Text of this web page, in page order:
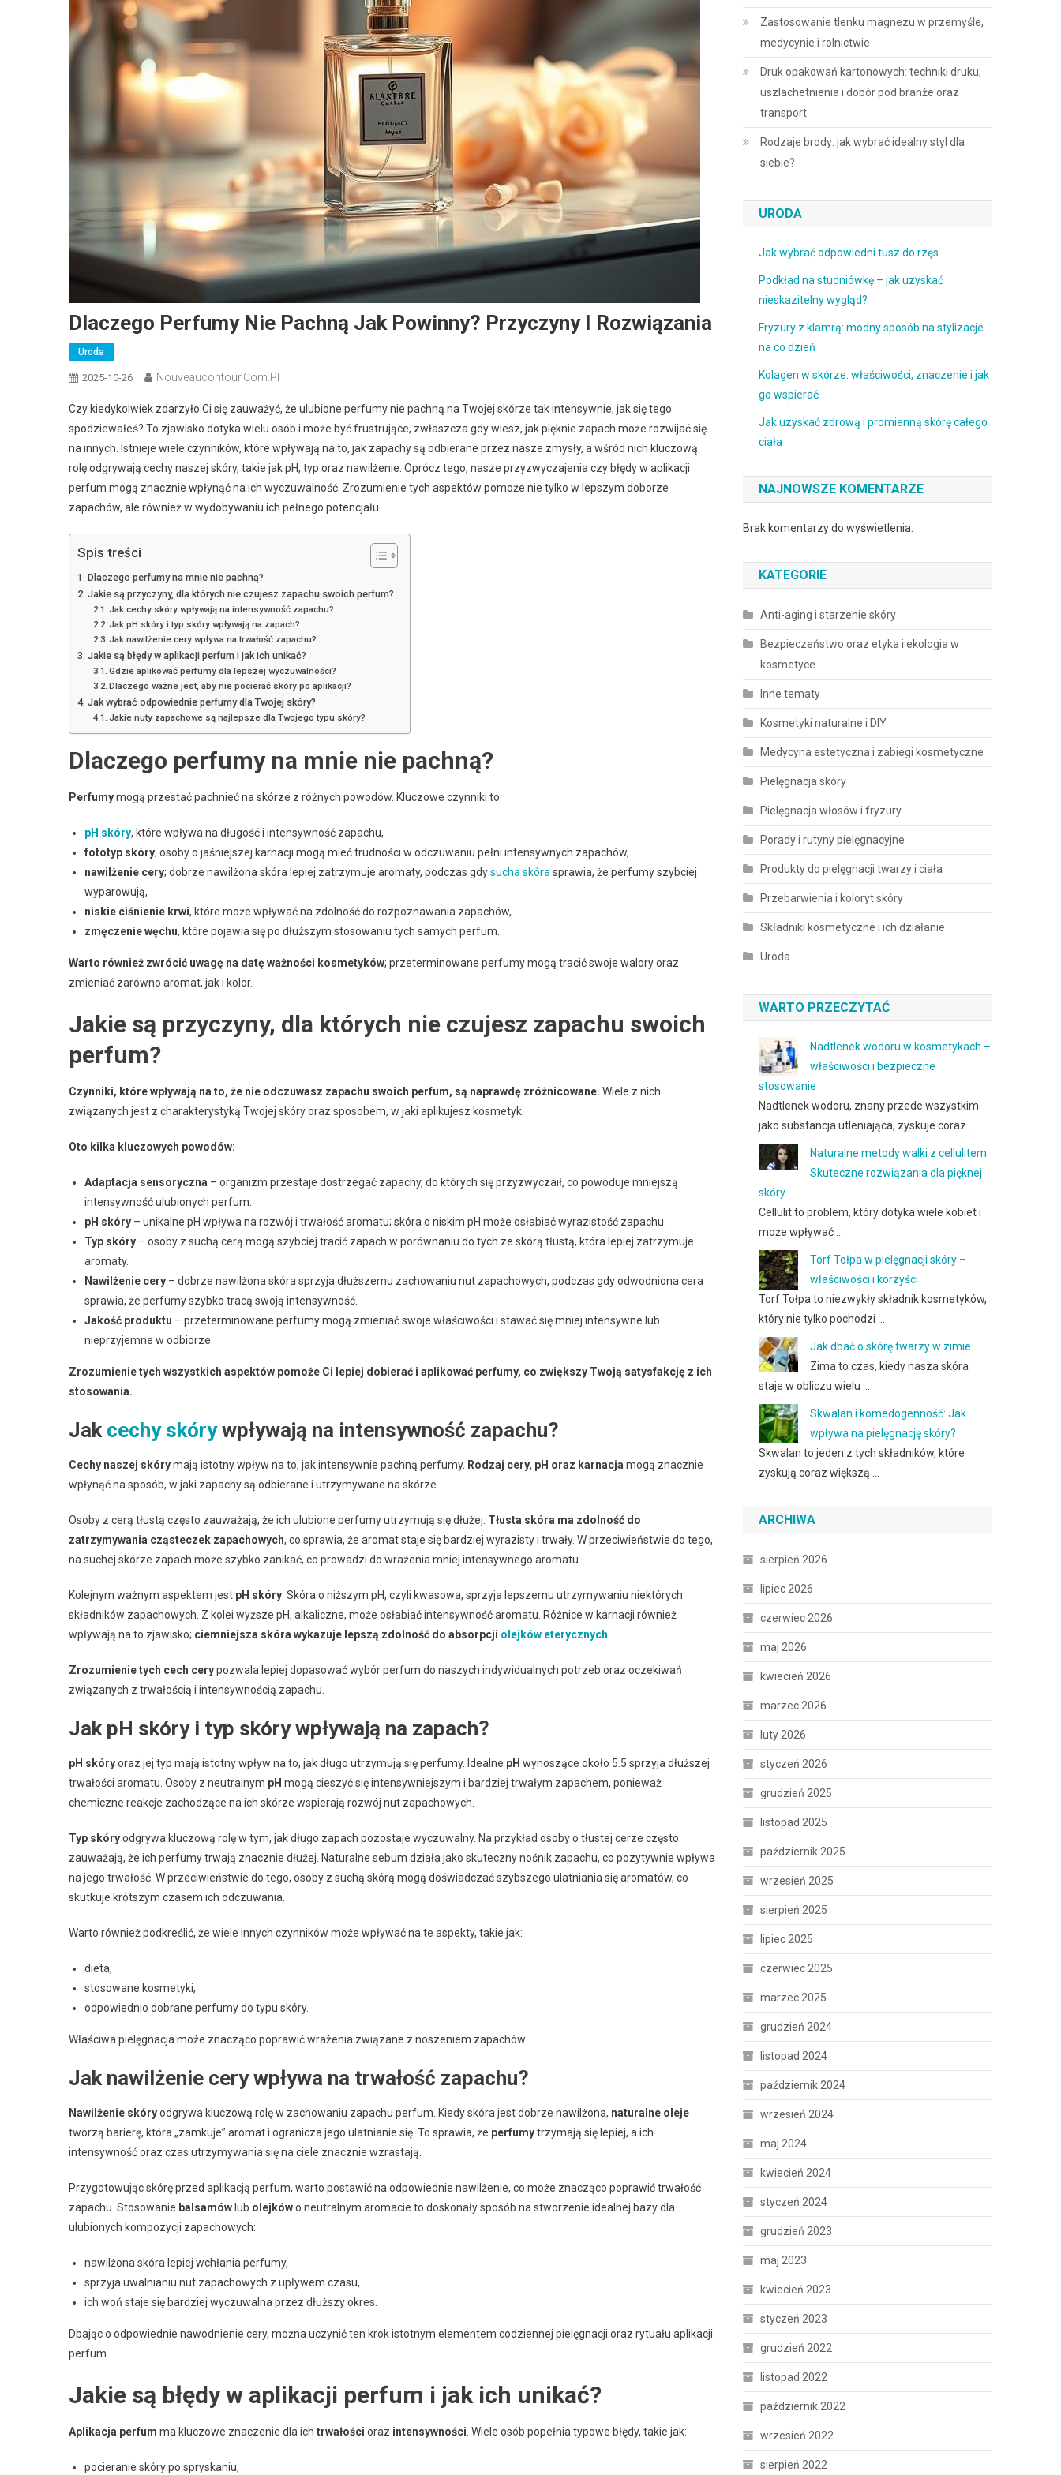
Dlaczego Perfumy Nie Pachną Jak Powinny? Przyczyny I Rozwiązania
Uroda
2025-10-26 Nouveaucontour.com.pl
Czy kiedykolwiek zdarzyło Ci się zauważyć, że ulubione perfumy nie pachną na Twojej skórze tak intensywnie, jak się tego
spodziewałeś? To zjawisko dotyka wielu osób i może być frustrujące, zwłaszcza gdy wiesz, jak pięknie zapach może rozwijać się
na innych. Istnieje wiele czynników, które wpływają na to, jak zapachy są odbierane przez nasze zmysły, a wśród nich kluczową
rolę odgrywają cechy naszej skóry, takie jak pH, typ oraz nawilżenie. Oprócz tego, nasze przyzwyczajenia czy błędy w aplikacji
perfum mogą znacznie wpłynąć na ich wyczuwalność. Zrozumienie tych aspektów pomoże nie tylko w lepszym doborze
zapachów, ale również w wydobywaniu ich pełnego potencjału.
Spis treści
Dlaczego perfumy na mnie nie pachną?
Jakie są przyczyny, dla których nie czujesz zapachu swoich perfum?
Jak cechy skóry wpływają na intensywność zapachu?
Jak pH skóry i typ skóry wpływają na zapach?
Jak nawilżenie cery wpływa na trwałość zapachu?
Jakie są błędy w aplikacji perfum i jak ich unikać?
Gdzie aplikować perfumy dla lepszej wyczuwalności?
Dlaczego ważne jest, aby nie pocierać skóry po aplikacji?
Jak wybrać odpowiednie perfumy dla Twojej skóry?
Jakie nuty zapachowe są najlepsze dla Twojego typu skóry?
Dlaczego perfumy na mnie nie pachną?
Perfumymogą przestać pachnieć na skórze z różnych powodów. Kluczowe czynniki to:
pH skóry, które wpływa na długość i intensywność zapachu,
fototyp skóry; osoby o jaśniejszej karnacji mogą mieć trudności w odczuwaniu pełni intensywnych zapachów,
nawilżenie cery; dobrze nawilżona skóra lepiej zatrzymuje aromaty, podczas gdysucha skóra sprawia, że perfumy szybciej
wyparowują,
niskie ciśnienie krwi, które może wpływać na zdolność do rozpoznawania zapachów,
zmęczenie węchu, które pojawia się po dłuższym stosowaniu tych samych perfum.
Warto również zwrócić uwagę na datę ważności kosmetyków; przeterminowane perfumy mogą tracić swoje walory oraz
zmieniać zarówno aromat, jak i kolor.
Jakie są przyczyny, dla których nie czujesz zapachu swoich
perfum?
Czynniki, które wpływają na to, że nie odczuwasz zapachu swoich perfum, są naprawdę zróżnicowane. Wiele z nich
związanych jest z charakterystyką Twojej skóry oraz sposobem, w jaki aplikujesz kosmetyk.
Oto kilka kluczowych powodów:
Adaptacja sensoryczna – organizm przestaje dostrzegać zapachy, do których się przyzwyczaił, co powoduje mniejszą
intensywność ulubionych perfum.
pH skóry – unikalne pH wpływa na rozwój i trwałość aromatu; skóra o niskim pH może osłabiać wyrazistość zapachu.
Typ skóry – osoby z suchą cerą mogą szybciej tracić zapach w porównaniu do tych ze skórą tłustą, która lepiej zatrzymuje
aromaty.
Nawilżenie cery – dobrze nawilżona skóra sprzyja dłuższemu zachowaniu nut zapachowych, podczas gdy odwodniona cera
sprawia, że perfumy szybko tracą swoją intensywność.
Jakość produktu – przeterminowane perfumy mogą zmieniać swoje właściwości i stawać się mniej intensywne lub
nieprzyjemne w odbiorze.
Zrozumienie tych wszystkich aspektów pomoże Ci lepiej dobierać i aplikować perfumy, co zwiększy Twoją satysfakcję z ich
stosowania.
Jak cechy skórywpływają na intensywność zapachu?
Cechy naszej skórymają istotny wpływ na to, jak intensywnie pachną perfumy. Rodzaj cery, pH oraz karnacja mogą znacznie
wpłynąć na sposób, w jaki zapachy są odbierane i utrzymywane na skórze.
Osoby z cerą tłustą często zauważają, że ich ulubione perfumy utrzymują się dłużej. Tłusta skóra ma zdolność do
zatrzymywania cząsteczek zapachowych, co sprawia, że aromat staje się bardziej wyrazisty i trwały. W przeciwieństwie do tego,
na suchej skórze zapach może szybko zanikać, co prowadzi do wrażenia mniej intensywnego aromatu.
Kolejnym ważnym aspektem jest pH skóry . Skóra o niższym pH, czyli kwasowa, sprzyja lepszemu utrzymywaniu niektórych
składników zapachowych. Z kolei wyższe pH, alkaliczne, może osłabiać intensywność aromatu. Różnice w karnacji również
wpływają na to zjawisko; ciemniejsza skóra wykazuje lepszą zdolność do absorpcji olejków eterycznych
Zrozumienie tych cech cerypozwala lepiej dopasować wybór perfum do naszych indywidualnych potrzeb oraz oczekiwań
związanych z trwałością i intensywnością zapachu.
Jak pH skóry i typ skóry wpływają na zapach?
pH skóryoraz jej typ mają istotny wpływ na to, jak długo utrzymują się perfumy. Idealne pH wynoszące około 5.5 sprzyja dłuższej
trwałości aromatu. Osoby z neutralnym pH mogą cieszyć się intensywniejszym i bardziej trwałym zapachem, ponieważ
chemiczne reakcje zachodzące na ich skórze wspierają rozwój nut zapachowych.
Typ skóryodgrywa kluczową rolę w tym, jak długo zapach pozostaje wyczuwalny. Na przykład osoby o tłustej cerze często
zauważają, że ich perfumy trwają znacznie dłużej. Naturalne sebum działa jako skuteczny nośnik zapachu, co pozytywnie wpływa
na jego trwałość. W przeciwieństwie do tego, osoby z suchą skórą mogą doświadczać szybszego ulatniania się aromatów, co
skutkuje krótszym czasem ich odczuwania.
Warto również podkreślić, że wiele innych czynników może wpływać na te aspekty, takie jak:
dieta,
stosowane kosmetyki,
odpowiednio dobrane perfumy do typu skóry.
Właściwa pielęgnacja może znacząco poprawić wrażenia związane z noszeniem zapachów.
Jak nawilżenie cery wpływa na trwałość zapachu?
Nawilżenie skóryodgrywa kluczową rolę w zachowaniu zapachu perfum. Kiedy skóra jest dobrze nawilżona, naturalne oleje
tworzą barierę, która „zamkuje” aromat i ogranicza jego ulatnianie się. To sprawia, że perfumytrzymają się lepiej, a ich
intensywność oraz czas utrzymywania się na ciele znacznie wzrastają.
Przygotowując skórę przed aplikacją perfum, warto postawić na odpowiednie nawilżenie, co może znacząco poprawić trwałość
zapachu. Stosowanie balsamów lub olejkówo neutralnym aromacie to doskonały sposób na stworzenie idealnej bazy dla
ulubionych kompozycji zapachowych:
nawilżona skóra lepiej wchłania perfumy,
sprzyja uwalnianiu nut zapachowych z upływem czasu,
ich woń staje się bardziej wyczuwalna przez dłuższy okres.
Dbając o odpowiednie nawodnienie cery, można uczynić ten krok istotnym elementem codziennej pielęgnacji oraz rytuału aplikacji
perfum.
Jakie są błędy w aplikacji perfum i jak ich unikać?
Aplikacja perfum ma kluczowe znaczenie dla ich trwałości oraz intensywności . Wiele osób popełnia typowe błędy, takie jak:
pocieranie skóry po spryskaniu,
Zastosowanie tlenku magnezu w przemyśle,
medycynie i rolnictwie
Druk opakowań kartonowych: techniki druku,
uszlachetnienia i dobór pod branże oraz
transport
Rodzaje brody: jak wybrać idealny styl dla
siebie?
URODA
Jak wybrać odpowiedni tusz do rzęs
Podkład na studniówkę – jak uzyskać
nieskazitelny wygląd?
Fryzury z klamrą: modny sposób na stylizacje
na co dzień
Kolagen w skórze: właściwości, znaczenie i jak
go wspierać
Jak uzyskać zdrową i promienną skórę całego
ciała
NAJNOWSZE KOMENTARZE
Brak komentarzy do wyświetlenia.
KATEGORIE
Anti-aging i starzenie skóry
Bezpieczeństwo oraz etyka i ekologia w
kosmetyce
Inne tematy
Kosmetyki naturalne i DIY
Medycyna estetyczna i zabiegi kosmetyczne
Pielęgnacja skóry
Pielęgnacja włosów i fryzury
Porady i rutyny pielęgnacyjne
Produkty do pielęgnacji twarzy i ciała
Przebarwienia i koloryt skóry
Składniki kosmetyczne i ich działanie
Uroda
WARTO PRZECZYTAĆ
Nadtlenek wodoru w kosmetykach –
właściwości i bezpieczne
stosowanie
Nadtlenek wodoru, znany przede wszystkim
jako substancja utleniająca, zyskuje coraz …
Naturalne metody walki z cellulitem:
Skuteczne rozwiązania dla pięknej
skóry
Cellulit to problem, który dotyka wiele kobiet i
może wpływać …
Torf Tołpa w pielęgnacji skóry –
właściwości i korzyści
Torf Tołpa to niezwykły składnik kosmetyków,
który nie tylko pochodzi …
Jak dbać o skórę twarzy w zimie
Zima to czas, kiedy nasza skóra
staje w obliczu wielu …
Skwalan i komedogenność: Jak
wpływa na pielęgnację skóry?
Skwalan to jeden z tych składników, które
zyskują coraz większą …
ARCHIWA
sierpień 2026
lipiec 2026
czerwiec 2026
maj 2026
kwiecień 2026
marzec 2026
luty 2026
styczeń 2026
grudzień 2025
listopad 2025
październik 2025
wrzesień 2025
sierpień 2025
lipiec 2025
czerwiec 2025
marzec 2025
grudzień 2024
listopad 2024
październik 2024
wrzesień 2024
maj 2024
kwiecień 2024
styczeń 2024
grudzień 2023
maj 2023
kwiecień 2023
styczeń 2023
grudzień 2022
listopad 2022
październik 2022
wrzesień 2022
sierpień 2022